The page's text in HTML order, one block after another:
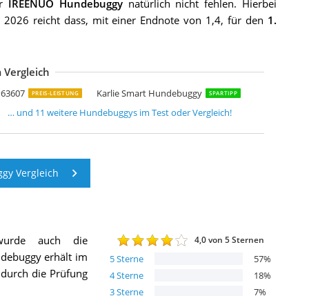
IREENUO Hundebuggynatürlich nicht fehlen. Hierbei
reicht dass, mit einer Endnote von 1,4, für den 1.
PREIS-LEISTUNG Karlie Smart Hundebuggy SPARTIPP
Hundewagen D00-058CF
Tec Hundewagen
Hundewagen D00-040GY
Xiaolong Panana Hundewagen
Haustier Trolley
Pet Hundebuggy
Hundewagen
Hundetrolley zum Falten
4 Rädern Haustier Trolley
Haustier Reisen Kinderwagen Hund Katze Kinderwagen
Pet Travel Hundewagen
… und 11 weitere Hundebuggys im Test oder Vergleich!
Vergleich
4,0von 5 Sternen
5Sterne 57%
4Sterne 18%
3Sterne 7%
auch die
erhält im
die Prüfung